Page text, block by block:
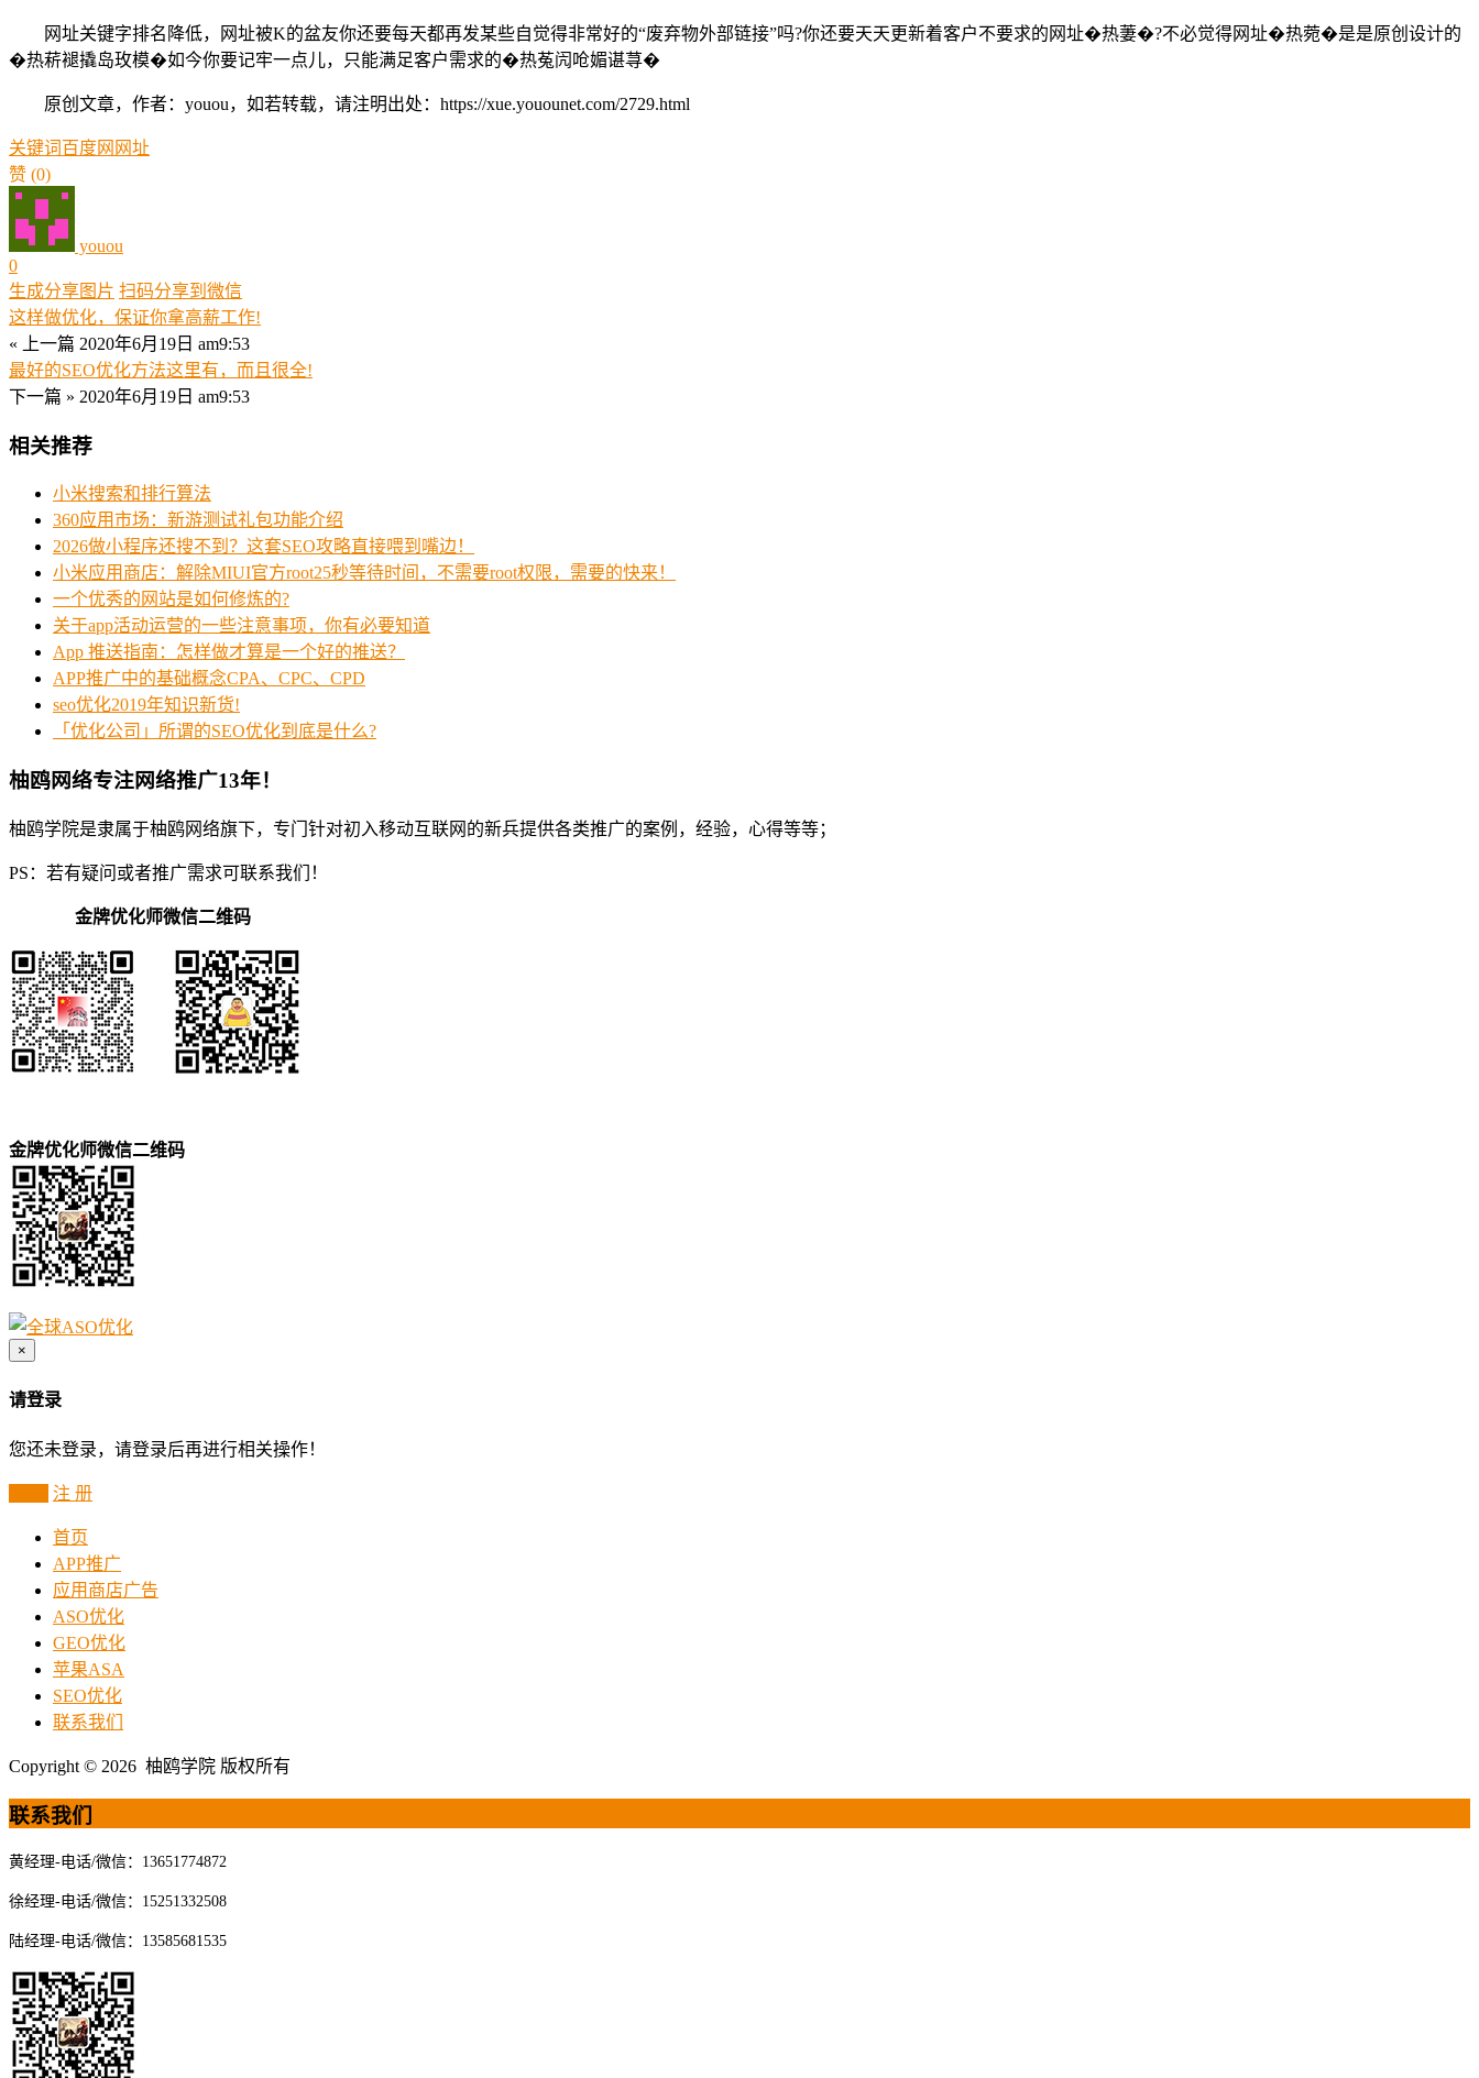
网址关键字排名降低，网址被K的盆友你还要每天都再发某些自觉得非常好的“废弃物外部链接”吗?你还要天天更新着客户不要求的网址�热萋�?不必觉得网址�热菀�是是原创设计的
�热菥褪撬岛玫模�如今你要记牢一点儿，只能满足客户需求的�热菟闶呛媚谌荨�
原创文章，作者：youou，如若转载，请注明出处：https://xue.youounet.com/2729.html
关键词 百度网 网址
赞 (0)
youou
0
生成分享图片 扫码分享到微信
这样做优化，保证你拿高薪工作!
« 上一篇 2020年6月19日 am9:53
最好的SEO优化方法这里有，而且很全!
下一篇 » 2020年6月19日 am9:53
相关推荐
小米搜索和排行算法
360应用市场：新游测试礼包功能介绍
2026做小程序还搜不到？这套SEO攻略直接喂到嘴边！
小米应用商店：解除MIUI官方root25秒等待时间，不需要root权限，需要的快来！
一个优秀的网站是如何修炼的?
关于app活动运营的一些注意事项，你有必要知道
App 推送指南：怎样做才算是一个好的推送？
APP推广中的基础概念CPA、CPC、CPD
seo优化2019年知识新货!
「优化公司」所谓的SEO优化到底是什么?
柚鸥网络专注网络推广13年！
柚鸥学院是隶属于柚鸥网络旗下，专门针对初入移动互联网的新兵提供各类推广的案例，经验，心得等等；
PS：若有疑问或者推广需求可联系我们！
金牌优化师微信二维码
金牌优化师微信二维码
×
请登录
您还未登录，请登录后再进行相关操作！
注 册
首页
APP推广
应用商店广告
ASO优化
GEO优化
苹果ASA
SEO优化
联系我们
Copyright © 2026 柚鸥学院 版权所有
联系我们
黄经理-电话/微信：13651774872
徐经理-电话/微信：15251332508
陆经理-电话/微信：13585681535